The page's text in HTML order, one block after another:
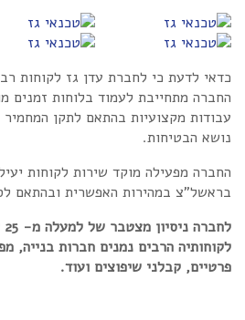
כדאי לדעת כי לחברת עדן גז לקוחות
החברה מתחייבת לעמוד בלוחות זמנים
נושא הבטיחות.
החברה מפעילה מוקד שירות לקוחות
בראשל"צ במהירות האפשרית ובהתאם
לקוחותיה הרבים נמנים חברות בנייה,
פרטיים, קבלני שיפוצים ועוד.